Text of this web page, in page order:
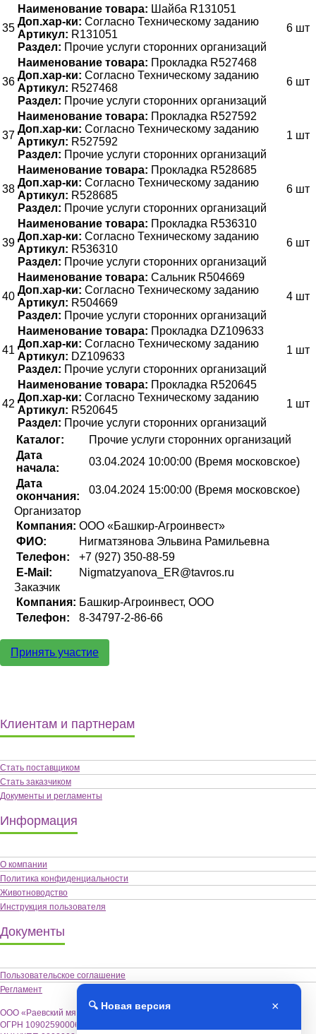
35
Наименование товара: Шайба R131051
Доп.хар-ки: Согласно Техническому заданию
Артикул: R131051
Раздел: Прочие услуги сторонних организаций
6 шт
36
Наименование товара: Прокладка R527468
Доп.хар-ки: Согласно Техническому заданию
Артикул: R527468
Раздел: Прочие услуги сторонних организаций
6 шт
37
Наименование товара: Прокладка R527592
Доп.хар-ки: Согласно Техническому заданию
Артикул: R527592
Раздел: Прочие услуги сторонних организаций
1 шт
38
Наименование товара: Прокладка R528685
Доп.хар-ки: Согласно Техническому заданию
Артикул: R528685
Раздел: Прочие услуги сторонних организаций
6 шт
39
Наименование товара: Прокладка R536310
Доп.хар-ки: Согласно Техническому заданию
Артикул: R536310
Раздел: Прочие услуги сторонних организаций
6 шт
40
Наименование товара: Сальник R504669
Доп.хар-ки: Согласно Техническому заданию
Артикул: R504669
Раздел: Прочие услуги сторонних организаций
4 шт
41
Наименование товара: Прокладка DZ109633
Доп.хар-ки: Согласно Техническому заданию
Артикул: DZ109633
Раздел: Прочие услуги сторонних организаций
1 шт
42
Наименование товара: Прокладка R520645
Доп.хар-ки: Согласно Техническому заданию
Артикул: R520645
Раздел: Прочие услуги сторонних организаций
1 шт
Каталог:
Прочие услуги сторонних организаций
Дата
начала:
03.04.2024 10:00:00 (Время московское)
Дата
окончания:
03.04.2024 15:00:00 (Время московское)
Организатор
Компания: ООО «Башкир-Агроинвест»
ФИО:
Нигматзянова Эльвина Рамильевна
Телефон:
+7 (927) 350-88-59
E-Mail:
Nigmatzyanova_ER@tavros.ru
Заказчик
Компания: Башкир-Агроинвест, ООО
Телефон:
8-34797-2-86-66
Принять участие
Клиентам и партнерам
Стать поставщиком
Стать заказчиком
Документы и регламенты
Информация
О компании
Политика конфиденциальности
Животноводство
Инструкция пользователя
Документы
Пользовательское соглашение
Регламент
ООО «Раевский мясокомбинат «Альшей-мясо»,
ОГРН 1090259000622
🔍 Новая версия ×